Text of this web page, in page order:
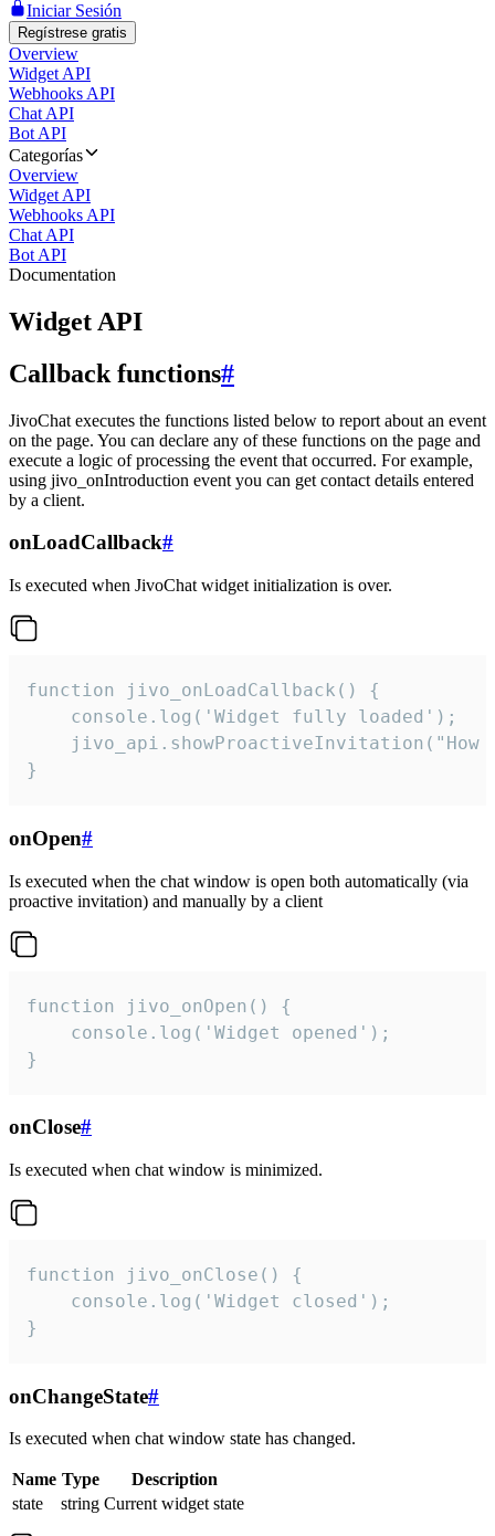
Iniciar Sesión
Regístrese gratis
Overview
Widget API
Webhooks API
Chat API
Bot API
Categorías
Overview
Widget API
Webhooks API
Chat API
Bot API
Documentation
Widget API
Callback functions#
JivoChat executes the functions listed below to report about an event
on the page. You can declare any of these functions on the page and
execute a logic of processing the event that occurred. For example,
using jivo_onIntroduction event you can get contact details entered
by a client.
onLoadCallback#
Is executed when JivoChat widget initialization is over.
function jivo_onLoadCallback() {
    console.log('Widget fully loaded');
jivo_api.showProactiveInvitation("How
}
onOpen#
Is executed when the chat window is open both automatically (via
proactive invitation) and manually by a client
function jivo_onOpen() {
    console.log('Widget opened');
}
onClose#
Is executed when chat window is minimized.
function jivo_onClose() {
    console.log('Widget closed');
}
onChangeState#
Is executed when chat window state has changed.
Name Type
Description
state
string Current widget state